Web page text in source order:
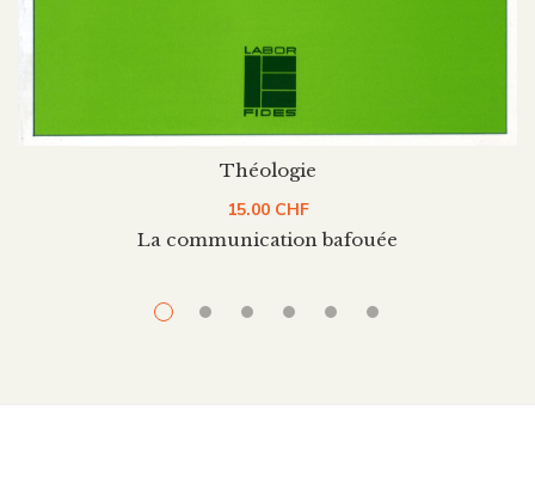
La communication bafouée
Théologie
15.00 CHF